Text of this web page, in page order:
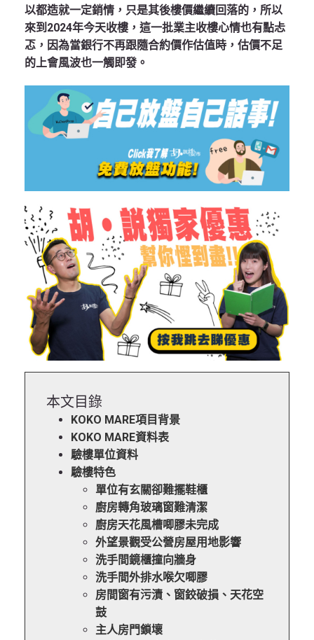
以都造就一定銷情，只是其後樓價繼續回落的，所以
來到2024年今天收樓，這一批業主收樓心情也有點忐
忑，因為當銀行不再跟隨合約價作估值時，估價不足
的上會風波也一觸即發。
本文目錄
KOKO MARE項目背景
KOKO MARE資料表
驗樓單位資料
驗樓特色
單位有玄關卻難擺鞋櫃
廚房轉角玻璃窗難清潔
廚房天花風槽唧膠未完成
外望景觀受公營房屋用地影響
洗手間鏡櫃撞向牆身
洗手間外排水喉欠唧膠
房間窗有污漬、窗鉸破損、天花空
鼓
主人房門鎖壞